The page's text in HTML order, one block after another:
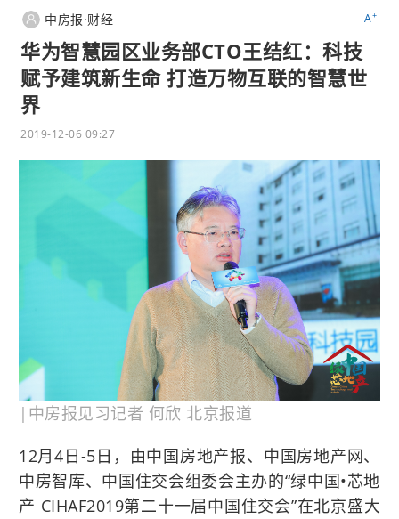
中房报·财经 A+
华为智慧园区业务部CTO王结红：科技
赋予建筑新生命 打造万物互联的智慧世
界
2019-12-06 09:27
|中房报见习记者 何欣 北京报道
12月4日-5日，由中国房地产报、中国房地产网、
中房智库、中国住交会组委会主办的“绿中国•芯地
产 CIHAF2019第二十一届中国住交会”在北京盛大